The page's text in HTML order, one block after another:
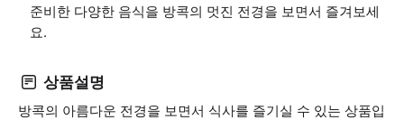
준비한 다양한 음식을 방콕의 멋진 전경을 보면서 즐겨보세
요.
상품설명
방콕의 아름다운 전경을 보면서 식사를 즐기실 수 있는 상품입